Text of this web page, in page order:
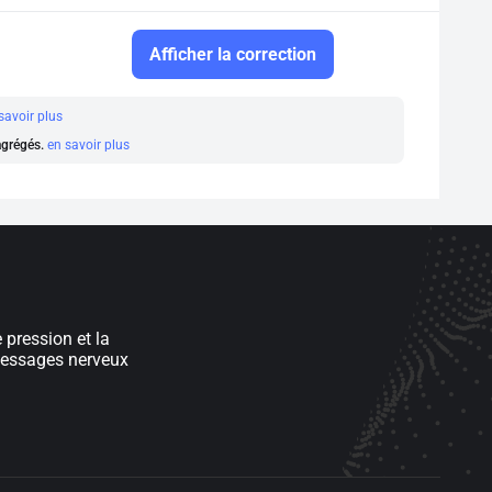
Afficher la correction
plus
en savoir plus
et la
nerveux